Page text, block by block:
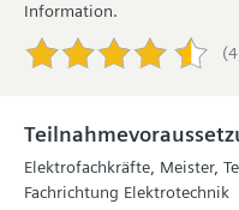
Information.
Elektrofachkräfte, Meister,
Fachrichtung Elektrotechnik